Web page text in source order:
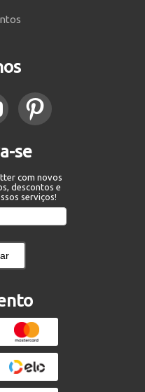
se
com novos
descontos e
serviços!